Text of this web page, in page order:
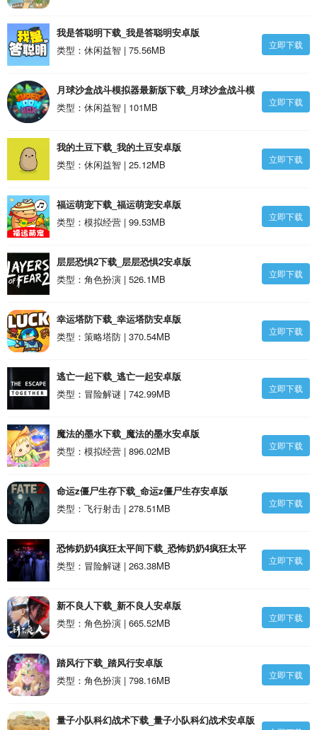
我是答聪明下载_我是答聪明安卓版
类型：休闲益智 | 75.56MB
立即下载
月球沙盒战斗模拟器最新版下载_月球沙盒战斗模
拟器最新版安卓版
类型：休闲益智 | 101MB 立即下载
我的土豆下载_我的土豆安卓版
类型：休闲益智 | 25.12MB
立即下载
福运萌宠下载_福运萌宠安卓版
类型：模拟经营 | 99.53MB
立即下载
层层恐惧2下载_层层恐惧2安卓版
类型：角色扮演 | 526.1MB
立即下载
幸运塔防下载_幸运塔防安卓版
类型：策略塔防 | 370.54MB
立即下载
逃亡一起下载_逃亡一起安卓版
类型：冒险解谜 | 742.99MB
立即下载
魔法的墨水下载_魔法的墨水安卓版
类型：模拟经营 | 896.02MB
立即下载
命运z僵尸生存下载_命运z僵尸生存安卓版
类型：飞行射击 | 278.51MB
立即下载
恐怖奶奶4疯狂太平间下载_恐怖奶奶4疯狂太平
间安卓版
类型：冒险解谜 | 263.38MB 立即下载
新不良人下载_新不良人安卓版
类型：角色扮演 | 665.52MB
立即下载
踏风行下载_踏风行安卓版
类型：角色扮演 | 798.16MB
立即下载
量子小队科幻战术下载_量子小队科幻战术安卓版